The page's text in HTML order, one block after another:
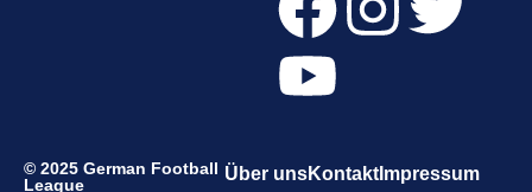
© 2025 German Football
League
Über unsKontaktImpressum